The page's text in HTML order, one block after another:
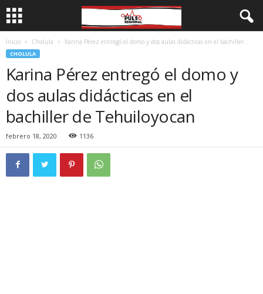
Inicio Cholula Karina Pérez entregó el domo y dos aulas didácticas en el bachiller...
CHOLULA
Karina Pérez entregó el domo y
dos aulas didácticas en el
bachiller de Tehuiloyocan
febrero 18, 2020 1136